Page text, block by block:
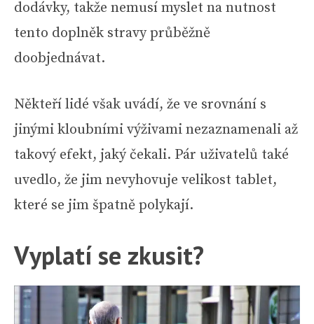
dodávky, takže nemusí myslet na nutnost
tento doplněk stravy průběžně
doobjednávat.
Někteří lidé však uvádí, že ve srovnání s
jinými kloubními výživami nezaznamenali až
takový efekt, jaký čekali. Pár uživatelů také
uvedlo, že jim nevyhovuje velikost tablet,
které se jim špatně polykají.
Vyplatí se zkusit?